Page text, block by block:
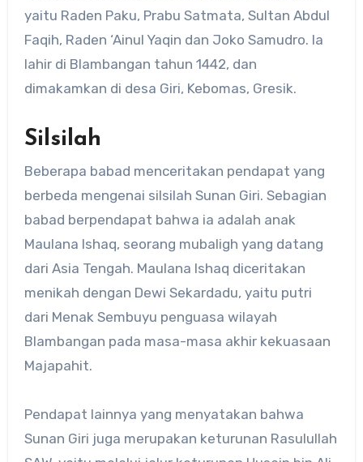
yaitu Raden Paku, Prabu Satmata, Sultan Abdul
Faqih, Raden ‘Ainul Yaqin dan Joko Samudro. Ia
lahir di Blambangan tahun 1442, dan
dimakamkan di desa Giri, Kebomas, Gresik.
Silsilah
Beberapa babad menceritakan pendapat yang
berbeda mengenai silsilah Sunan Giri. Sebagian
babad berpendapat bahwa ia adalah anak
Maulana Ishaq, seorang mubaligh yang datang
dari Asia Tengah. Maulana Ishaq diceritakan
menikah dengan Dewi Sekardadu, yaitu putri
dari Menak Sembuyu penguasa wilayah
Blambangan pada masa-masa akhir kekuasaan
Majapahit.
Pendapat lainnya yang menyatakan bahwa
Sunan Giri juga merupakan keturunan Rasulullah